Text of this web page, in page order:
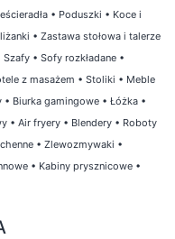
• Poduszki • Koce i
• Zastawa stołowa i talerze
Szafy • Sofy rozkładane •
z masażem • Stoliki • Meble
• Biurka gamingowe • Łóżka •
• Air fryery • Blendery • Roboty
• Zlewozmywaki •
• Kabiny prysznicowe •